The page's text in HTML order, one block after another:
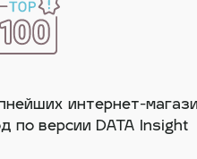
интернет-
по версии DATA Insight